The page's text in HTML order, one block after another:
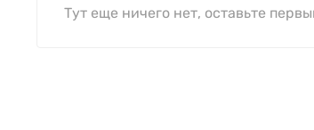
Тут еще ничего нет, оставьте